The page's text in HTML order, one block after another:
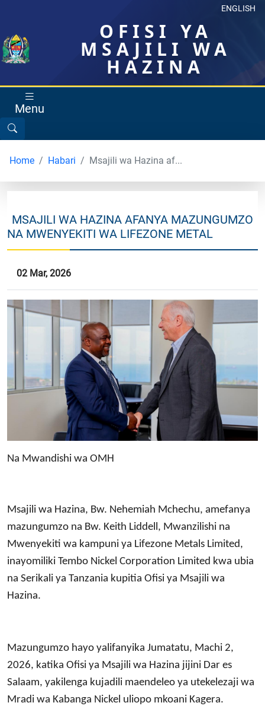
ENGLISH
OFISI YA
MSAJILI WA
HAZINA
Menu
Home Habari Msajili wa Hazina af...
MSAJILI WA HAZINA AFANYA MAZUNGUMZO
NA MWENYEKITI WA LIFEZONE METAL
02 Mar, 2026
Na Mwandishi wa OMH
Msajili wa Hazina, Bw. Nehemiah Mchechu, amefanya
mazungumzo na Bw. Keith Liddell, Mwanzilishi na
Mwenyekiti wa kampuni ya Lifezone Metals Limited,
inayomiliki Tembo Nickel Corporation Limited kwa ubia
na Serikali ya Tanzania kupitia Ofisi ya Msajili wa
Hazina.
Mazungumzo hayo yalifanyika Jumatatu, Machi 2,
2026, katika Ofisi ya Msajili wa Hazina jijini Dar es
Salaam, yakilenga kujadili maendeleo ya utekelezaji wa
Mradi wa Kabanga Nickel uliopo mkoani Kagera.